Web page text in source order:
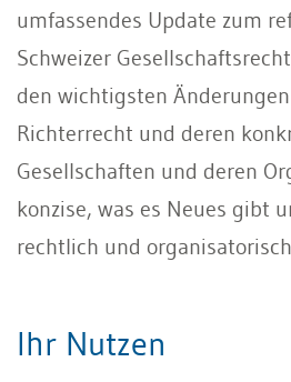
umfassendes Update zum
Schweizer
den wichtigsten
Richterrecht und deren
Gesellschaften und deren
konzise, was es Neues gibt
rechtlich und
Ihr Nutzen